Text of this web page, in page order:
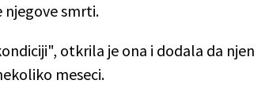
smrti.
otkrila je ona i dodala da njen
meseci.